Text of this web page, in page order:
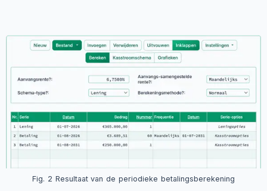
Fig. 2 Resultaat van de periodieke betalingsberekening